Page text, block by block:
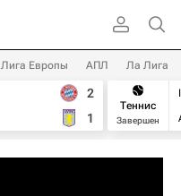
Лига Европы АПЛ Ла Лига
2
1
Теннис
Завершен